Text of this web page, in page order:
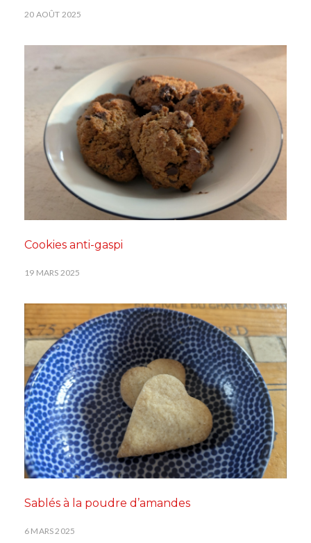
20 AOÛT 2025
Cookies anti-gaspi
19 MARS 2025
Sablés à la poudre d’amandes
6 MARS 2025